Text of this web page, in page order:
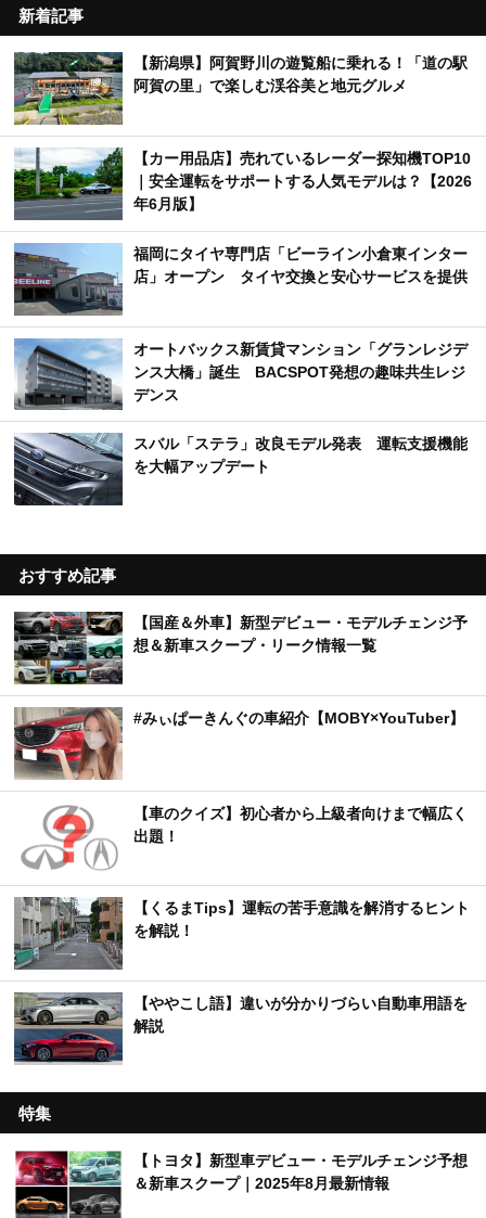
新着記事
【新潟県】阿賀野川の遊覧船に乗れる！「道の駅
阿賀の里」で楽しむ渓谷美と地元グルメ
【カー用品店】売れているレーダー探知機TOP10
｜安全運転をサポートする人気モデルは？【2026
年6月版】
福岡にタイヤ専門店「ビーライン小倉東インター
店」オープン タイヤ交換と安心サービスを提供
オートバックス新賃貸マンション「グランレジデ
ンス大橋」誕生 BACSPOT発想の趣味共生レジ
デンス
スバル「ステラ」改良モデル発表 運転支援機能
を大幅アップデート
おすすめ記事
【国産＆外車】新型デビュー・モデルチェンジ予
想＆新車スクープ・リーク情報一覧
#みぃぱーきんぐの車紹介【MOBY×YouTuber】
【車のクイズ】初心者から上級者向けまで幅広く
出題！
【くるまTips】運転の苦手意識を解消するヒント
を解説！
【ややこし語】違いが分かりづらい自動車用語を
解説
特集
【トヨタ】新型車デビュー・モデルチェンジ予想
＆新車スクープ｜2025年8月最新情報